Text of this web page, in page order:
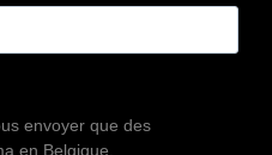
envoyer que des
en Belgique.